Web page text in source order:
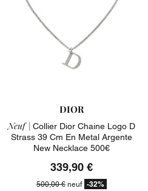
DIOR
Neuf | Collier Dior Chaine Logo D
Strass 39 Cm En Metal Argente
New Necklace 500€
339,90 €
500,00 € neuf -32%